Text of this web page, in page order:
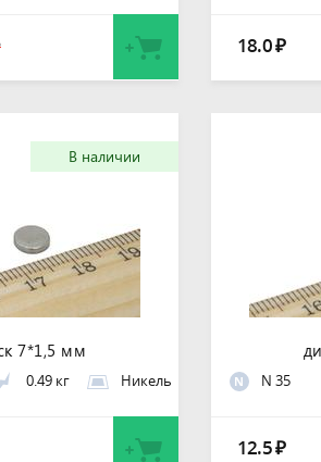
18.0₽
В наличии
7*1,5 мм
0.49 кг Никель N N 35
12.5₽